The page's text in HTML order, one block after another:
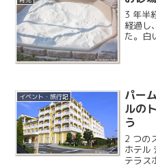
3 年半
経過し
た。白
イベント・旅行記
パー
ルの
う
2 つの
ホテル
テラス